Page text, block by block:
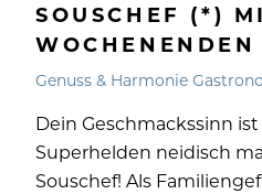
SOUSCHEF (*)
WOCHENENDEN
Genuss & Harmonie
Dein Geschmackssinn ist
Superhelden neidisch
Souschef! Als